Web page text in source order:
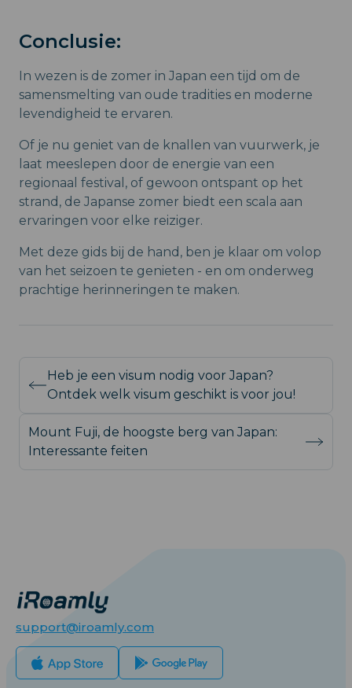
Conclusie:
In wezen is de zomer in Japan een tijd om de
samensmelting van oude tradities en moderne
levendigheid te ervaren.
Of je nu geniet van de knallen van vuurwerk, je
laat meeslepen door de energie van een
regionaal festival, of gewoon ontspant op het
strand, de Japanse zomer biedt een scala aan
ervaringen voor elke reiziger.
Met deze gids bij de hand, ben je klaar om volop
van het seizoen te genieten - en om onderweg
prachtige herinneringen te maken.
Heb je een visum nodig voor Japan?
Ontdek welk visum geschikt is voor jou!
Mount Fuji, de hoogste berg van Japan:
Interessante feiten
support@iroamly.com